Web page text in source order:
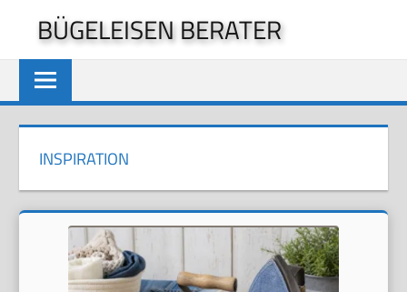
springen
BÜGELEISEN BERATER
INSPIRATION